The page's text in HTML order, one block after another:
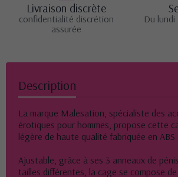
Livraison discrète
confidentialité discrétion
assurée
Du
Description
La marque Malesation, spécialiste des
érotiques pour hommes, propose cette
légère de haute qualité fabriquée en ABS
Ajustable, grâce à ses 3 anneaux de
tailles différentes, la cage se compose